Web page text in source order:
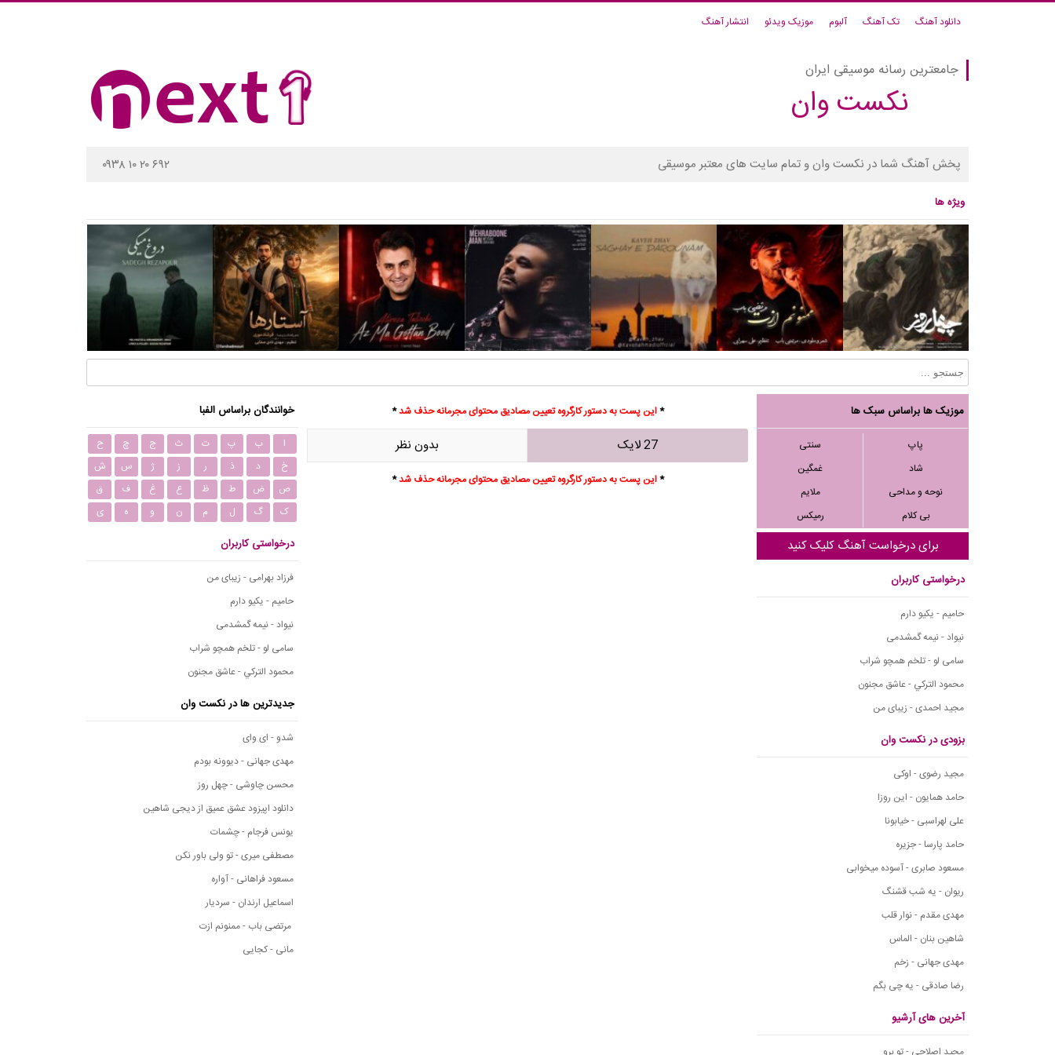
دانلود آهنگ تک آهنگ آلبوم موزیک ویدئو انتشار آهنگ
جامعترین رسانه موسیقی ایران
نکست وان
پخش آهنگ شما در نکست وان و تمام سایت های معتبر موسیقی ۰۹۳۸ ۱۰ ۲۰ ۶۹۲
ویژه ها
موزیک ها براساس سبک ها
پاپ
سنتی
شاد
غمگین
نوحه و مداحی
ملایم
بی کلام
رمیکس
برای درخواست آهنگ کلیک کنید
درخواستی کاربران
حامیم - یکیو دارم
نیواد - نیمه گمشدمی
سامی لو - تلخم همچو شراب
محمود التركي - عاشق مجنون
مجید احمدی - زیبای من
بزودی در نکست وان
مجید رضوی - اوکی
حامد همایون - این روزا
علی لهراسبی - خیابونا
حامد پارسا - جزیره
مسعود صابری - آسوده میخوابی
ریوان - یه شب قشنگ
مهدی مقدم - نوار قلب
شاهین بنان - الماس
مهدی جهانی - زخم
رضا صادقی - یه چی بگم
آخرین های آرشیو
*این پست به دستور کارگروه تعیین مصادیق محتوای مجرمانه حذف شد*
27 لایک بدون نظر
*این پست به دستور کارگروه تعیین مصادیق محتوای مجرمانه حذف شد*
خوانندگان براساس الفبا
ا ب پ ت ث ج چ
ح
خ
د ذ ر ز ژ س
ش
ص
ض ط ظ ع غ ف
ق
ک
گ ل م ن و ه ی
درخواستی کاربران
فرزاد بهرامی - زیبای من
حامیم - یکیو دارم
نیواد - نیمه گمشدمی
سامی لو - تلخم همچو شراب
محمود التركي - عاشق مجنون
جدیدترین ها در نکست وان
شدو - ای وای
مهدی جهانی - دیوونه بودم
محسن چاوشی - چهل روز
دانلود اپیزود عشق عمیق از دیجی شاهین
یونس فرجام - چشمات
مصطفی میری - تو ولی باور نکن
مسعود فراهانی - آواره
اسماعیل ارندان - سردیار
مرتضی باب - ممنونم ازت
مانی - کجایی